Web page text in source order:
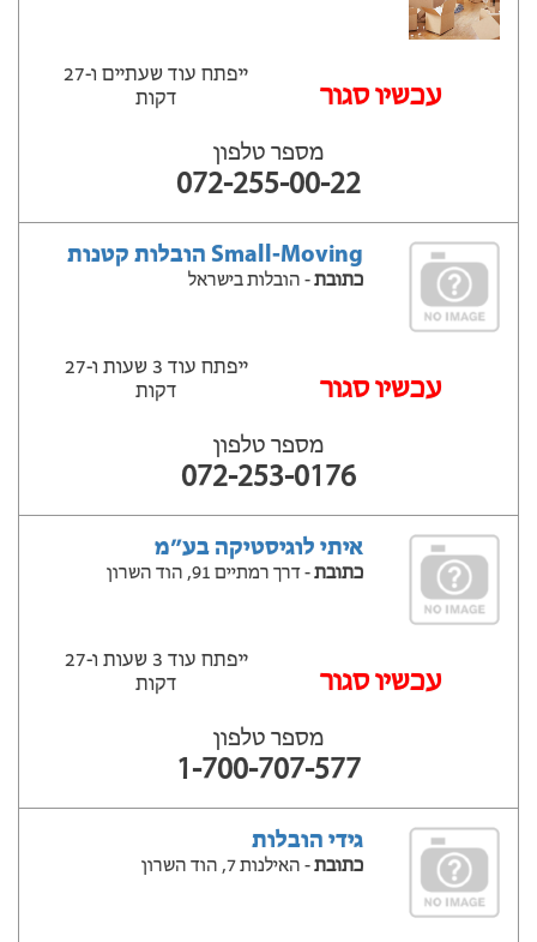
‫עכשיו סגור
ייפתח עוד שעתיים ‫ו-27
דקות
מספר טלפון
072-255-00-22
Small-Moving הובלות קטנות
כתובת- הובלות בישראל
‫עכשיו סגור
ייפתח עוד 3 שעות ‫ו-27
דקות
מספר טלפון
072-253-0176
איתי לוגיסטיקה בע״מ
כתובת- דרך רמתיים 91, הוד השרון
‫עכשיו סגור
ייפתח עוד 3 שעות ‫ו-27
דקות
מספר טלפון
1-700-707-577
גידי הובלות
כתובת- האילנות 7, הוד השרון